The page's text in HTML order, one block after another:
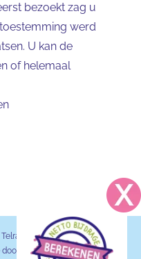
bezoekt zag u
werd
U kan de
of helemaal
BV | Alle rechten
KDV Online